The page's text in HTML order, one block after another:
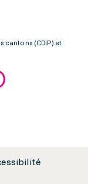
cantons (CDIP) et